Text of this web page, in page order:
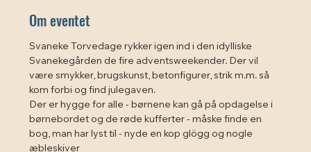
Om eventet
Svaneke Torvedage rykker igen ind i den idylliske
Svanekegården de fire adventsweekender. Der vil
være smykker, brugskunst, betonfigurer, strik m.m. så
kom forbi og find julegaven.
Der er hygge for alle - børnene kan gå på opdagelse i
børnebordet og de røde kufferter - måske finde en
bog, man har lyst til - nyde en kop glögg og nogle
æbleskiver